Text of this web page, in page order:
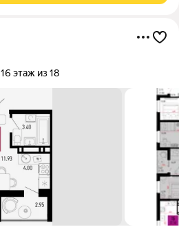
16 этаж из 18